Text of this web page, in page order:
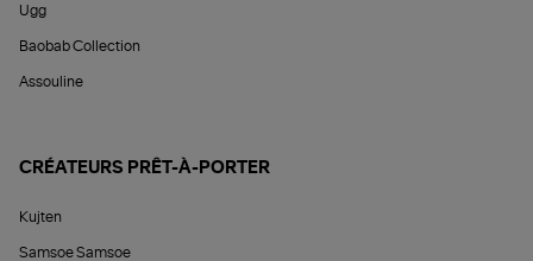
Ugg
Baobab Collection
Assouline
CRÉATEURS PRÊT-À-PORTER
Kujten
Samsoe Samsoe